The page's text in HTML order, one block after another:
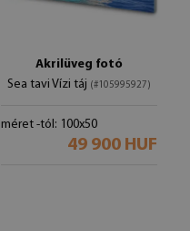
Akrilüveg fotó
Sea tavi Vízi táj (#105995927)
méret -tól: 100x50
49 900 HUF